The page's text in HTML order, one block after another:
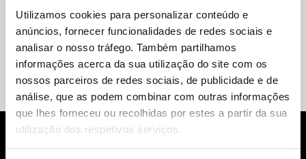
Utilizamos cookies para personalizar conteúdo e
anúncios, fornecer funcionalidades de redes sociais e
analisar o nosso tráfego. Também partilhamos
informações acerca da sua utilização do site com os
nossos parceiros de redes sociais, de publicidade e de
análise, que as podem combinar com outras informações
que lhes forneceu ou recolhidas por estes a partir da sua
utilização dos respetivos serviços.
Nenhum resultado encontrado.